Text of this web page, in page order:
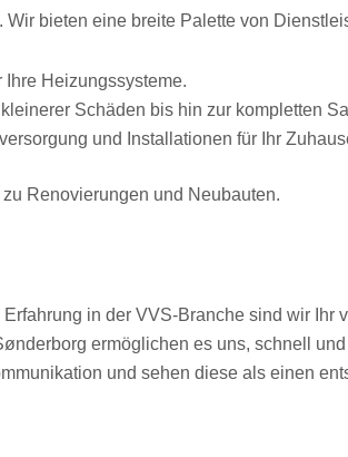
Wir bieten eine breite Palette von
Ihre Heizungssysteme.
Schäden bis hin zur kompletten
und Installationen für Ihr
Renovierungen und Neubauten.
in der VVS-Branche sind wir Ihr
ermöglichen es uns, schnell
und sehen diese als einen